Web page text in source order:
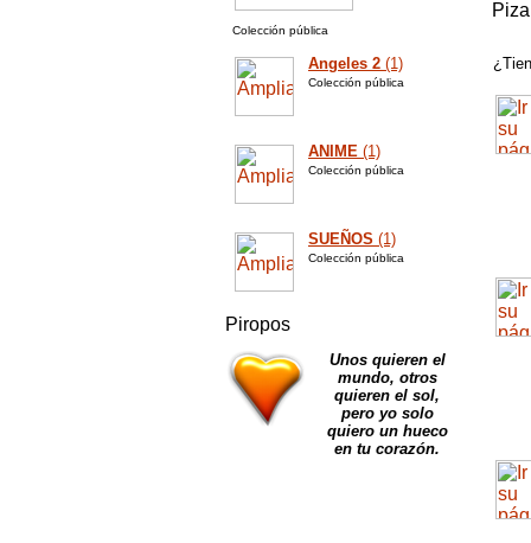
Colección pública
Angeles 2 (1)
Colección pública
ANIME (1)
Colección pública
SUEÑOS (1)
Colección pública
Piropos
Unos quieren el
mundo, otros
quieren el sol,
pero yo solo
quiero un hueco
en tu corazón.